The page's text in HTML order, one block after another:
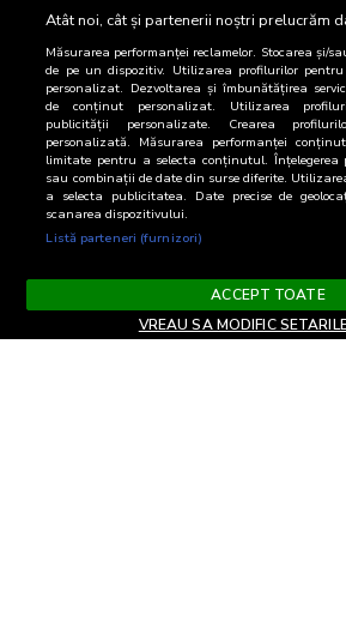
Atât noi, cât și partenerii noștri prelucrăm
Măsurarea performanței reclamelor. Stocarea și/
de pe un dispozitiv. Utilizarea profilurilor
personalizat. Dezvoltarea și îmbunătățirea
de conținut personalizat. Utilizarea
publicității personalizate. Crearea
personalizată. Măsurarea performanței
limitate pentru a selecta conținutul.
sau combinații de date din surse diferite.
a selecta publicitatea. Date precise de
scanarea dispozitivului.
Listă parteneri (furnizori)
ACCEPT TOATE
VREAU SA MODIFIC